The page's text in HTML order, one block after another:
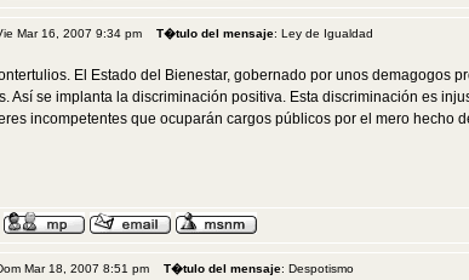
Mar 16, 2007 9:34 pm T�tulo del mensaje: Ley de Igualdad
El Estado del Bienestar, gobernado por unos demagogos
Así se implanta la discriminación positiva. Esta discriminación es
incompetentes que ocuparán cargos públicos por el mero hecho
Mar 18, 2007 8:51 pm T�tulo del mensaje: Despotismo